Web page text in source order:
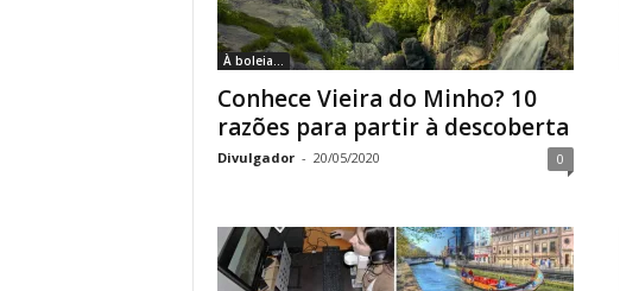
À boleia...
Conhece Vieira do Minho? 10
razões para partir à descoberta
Divulgador - 20/05/2020 0